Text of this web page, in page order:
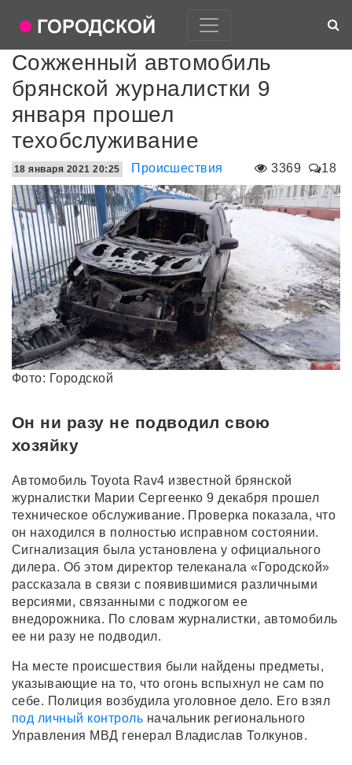
Сожженный автомобиль
брянской журналистки 9
января прошел
техобслуживание
3369 18
18 января 2021 20:25 Происшествия
Фото: Городской
Он ни разу не подводил свою
хозяйку
Автомобиль Toyota Rav4 известной брянской
журналистки Марии Сергеенко 9 декабря прошел
техническое обслуживание. Проверка показала, что
он находился в полностью исправном состоянии.
Сигнализация была установлена у официального
дилера. Об этом директор телеканала «Городской»
рассказала в связи с появившимися различными
версиями, связанными с поджогом ее
внедорожника. По словам журналистки, автомобиль
ее ни разу не подводил.
На месте происшествия были найдены предметы,
указывающие на то, что огонь вспыхнул не сам по
себе. Полиция возбудила уголовное дело. Его взял
под личный контроль начальник регионального
Управления МВД генерал Владислав Толкунов.